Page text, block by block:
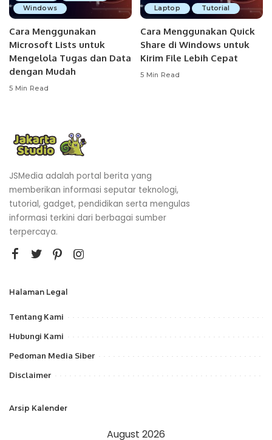
Windows
Cara Menggunakan
Microsoft Lists untuk
Mengelola Tugas dan Data
dengan Mudah
5 Min Read
Laptop Tutorial
Cara Menggunakan Quick
Share di Windows untuk
Kirim File Lebih Cepat
5 Min Read
JSMedia adalah portal berita yang
memberikan informasi seputar teknologi,
tutorial, gadget, pendidikan serta mengulas
informasi terkini dari berbagai sumber
terpercaya.
Halaman Legal
Tentang Kami
Hubungi Kami
Pedoman Media Siber
Disclaimer
Arsip Kalender
August 2026